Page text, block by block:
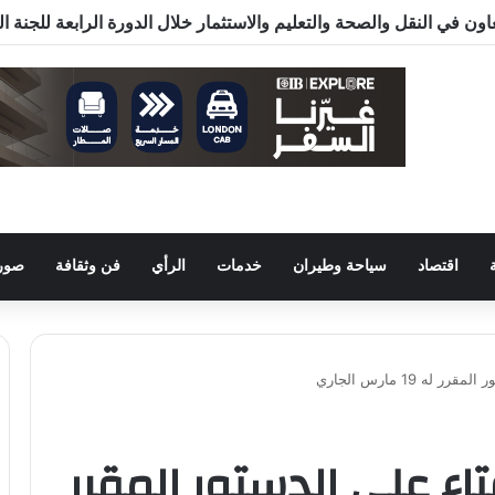
في النقل والصحة والتعليم والاستثمار خلال الدورة الرابعة للجنة
اقتصاد سياحة وطيران خدمات الرأي فن وثقافة
19 مارس الجاري